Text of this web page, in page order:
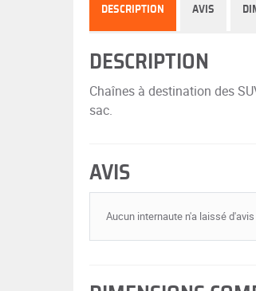
DESCRIPTION AVIS
DESCRIPTION
Chaînes à destination des
sac.
AVIS
Aucun internaute n'a laissé